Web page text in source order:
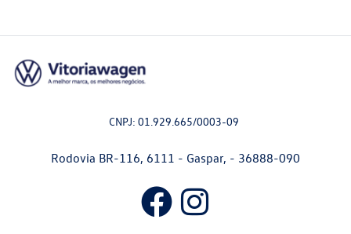
CNPJ: 01.929.665/0003-09
Rodovia BR-116, 6111 - Gaspar, - 36888-090